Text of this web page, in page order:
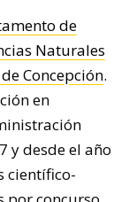
de
Naturales
Concepción.
en
y desde el año
científico-